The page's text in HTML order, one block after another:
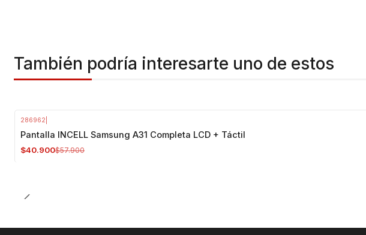
También podría interesarte uno de estos
286962
Pantalla INCELL Samsung A31 Completa LCD + Táctil
$40.900$57.900